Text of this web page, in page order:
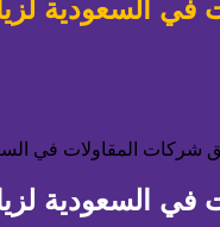
السعودية
السعودية